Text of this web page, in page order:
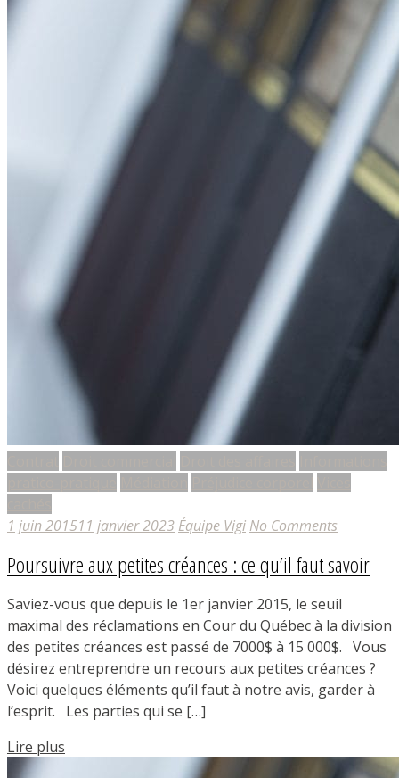
1 juin 201511 janvier 2023 Équipe Vigi No Comments
Poursuivre aux petites créances : ce qu’il faut savoir
Saviez-vous que depuis le 1er janvier 2015, le seuil
maximal des réclamations en Cour du Québec à la division
des petites créances est passé de 7000$ à 15 000$. Vous
désirez entreprendre un recours aux petites créances ?
Voici quelques éléments qu’il faut à notre avis, garder à
l’esprit. Les parties qui se […]
Lire plus